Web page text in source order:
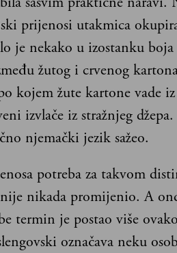
prijenosi utakmica
je nekako u izostanku
žutog i crvenog
kojem žute kartone vade iz
izvlače iz stražnjeg
njemački jezik sažeo.
potreba za takvom
nikada promijenio. A
termin je postao više
označava neku